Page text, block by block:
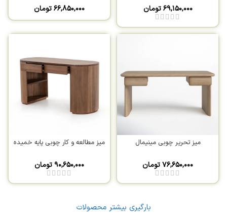
۶۹,۱۵۰,۰۰۰ تومان ۶۶,۸۵۰,۰۰۰تومان
میز تحریر چوبی مینیمال
۷۶,۶۵۰,۰۰۰تومان
میز مطالعه و کار چوبی پایه خمیده
۹۰,۶۵۰,۰۰۰تومان
بارگیری بیشتر محصولات